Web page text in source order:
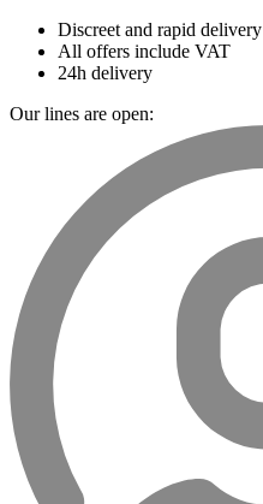
Discreet and rapid delivery
All offers include VAT
24h delivery
Our lines are open: